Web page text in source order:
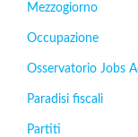
Mezzogiorno
Occupazione
Osservatorio Jobs
Paradisi fiscali
Partiti